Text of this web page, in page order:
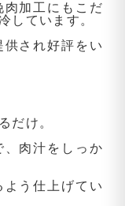
肉加工にもこだ
しています。
され好評をい
だけ。
、肉汁をしっか
う仕上げてい